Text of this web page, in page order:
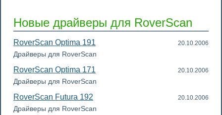
Новые драйверы для RoverScan
RoverScan Optima 191 20.10.2006
Драйверы для RoverScan
RoverScan Optima 171 20.10.2006
Драйверы для RoverScan
RoverScan Futura 192 20.10.2006
Драйверы для RoverScan